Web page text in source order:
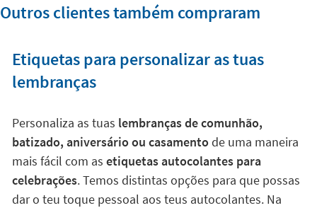
Outros clientes também compraram
Etiquetas para personalizar as tuas
lembranças
Personaliza as tuas lembranças de comunhão,
batizado, aniversário ou casamentode uma maneira
mais fácil com as etiquetas autocolantes para
celebrações. Temos distintas opções para que possas
dar o teu toque pessoal aos teus autocolantes. Na